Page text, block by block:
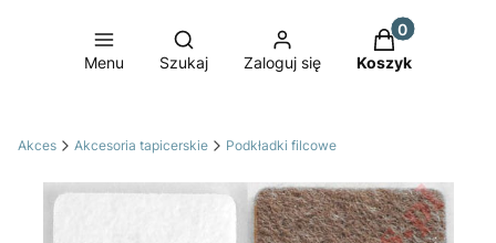
Menu
Otwórz wyszukiwarkę
Szukaj Zaloguj się
Produkty w
Koszyk
Akces Akcesoria tapicerskie Podkładki filcowe